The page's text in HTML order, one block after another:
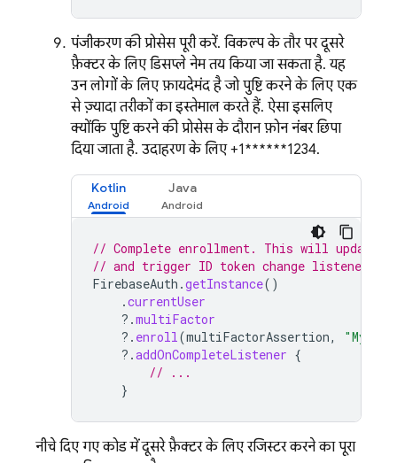
पंजीकरण की प्रोसेस पूरी करें. विकल्प के तौर पर, दूसरे
फ़ैक्टर के लिए डिसप्ले नेम तय किया जा सकता है. यह
उन लोगों के लिए फ़ायदेमंद है जो पुष्टि करने के लिए एक
से ज़्यादा तरीकों का इस्तेमाल करते हैं. ऐसा इसलिए,
क्योंकि पुष्टि करने की प्रोसेस के दौरान फ़ोन नंबर छिपा
दिया जाता है. उदाहरण के लिए, +1******1234.
Kotlin Java
// Complete enrollment. This will update
// and trigger ID token change listener.
FirebaseAuth .getInstance()
.currentUser
?.multiFactor
?. enroll(multiFactorAssertion,
"My
?.addOnCompleteListener {
// ...
}
नीचे दिए गए कोड में, दूसरे फ़ैक्टर के लिए रजिस्टर करने का पूरा